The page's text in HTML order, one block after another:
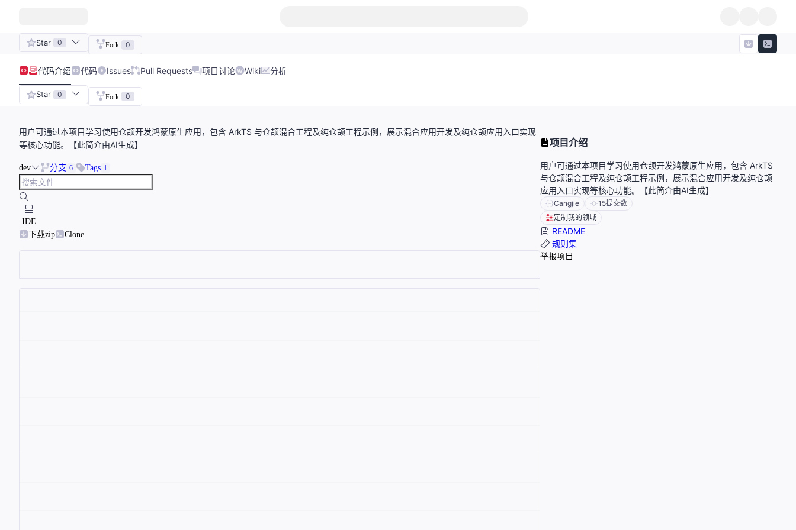
Star 0 Fork 0
代码介绍 代码 Issues Pull Requests 项目讨论 Wiki 分析
Star 0 Fork 0
用户可通过本项目学习使用仓颉开发鸿蒙原生应用，包含 ArkTS 与仓颉混合工程及纯仓颉工程示例，展示混合应用开发及纯仓颉应用入口实现
等核心功能。【此简介由AI生成】
dev 分支 6 Tags 1
IDE
下载zip
Clone
项目介绍
用户可通过本项目学习使用仓颉开发鸿蒙原生应用，包含 ArkTS
与仓颉混合工程及纯仓颉工程示例，展示混合应用开发及纯仓颉
应用入口实现等核心功能。【此简介由AI生成】
Cangjie 15提交数
定制我的领域
README
规则集
举报项目